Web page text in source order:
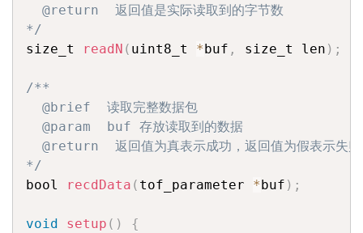
  @return  返回值是实际读取到的字节数
*/
size_t
readN ( uint8_t * buf , size_t len ) ;
/**
  @brief  读取完整数据包
  @param  buf 存放读取到的数据
  @return  返回值为真表示成功，返回值为假表示失败
*/
bool
recdData ( tof_parameter * buf ) ;
void setup ( )
{